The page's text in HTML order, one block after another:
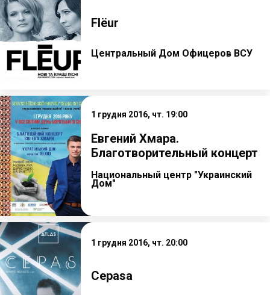
Flёur
Центральный Дом Офицеров ВСУ
1 грудня 2016, чт. 19:00
Евгений Хмара.
Благотворительный концерт
Национальный центр "Украинский
Дом"
1 грудня 2016, чт. 20:00
Cepasa